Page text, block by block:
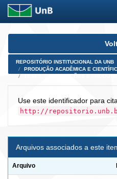
Skip
REPOSITÓRIO INSTITUCIONAL DA UNB
PRODUÇÃO ACADÊMICA E
Use este identificador para
http://
Arquivos associados a este
Arquivo